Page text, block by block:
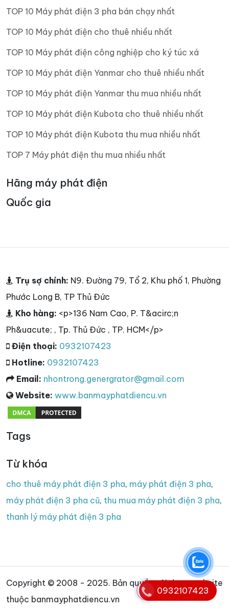
TOP 10 Máy phát điện 3 pha bán chạy nhất
TOP 10 Máy phát điện cho thuê nhiều nhất
TOP 10 Máy phát điện công nghiệp cho ký túc xá
TOP 10 Máy phát điện Yanmar cho thuê nhiều nhất
TOP 10 Máy phát điện Yanmar thu mua nhiều nhất
TOP 10 Máy phát điện Kubota cho thuê nhiều nhất
TOP 10 Máy phát điện Kubota thu mua nhiều nhất
TOP 7 Máy phát điện thu mua nhiều nhất
Hãng máy phát điện
Quốc gia
Trụ sợ chính: N9. Đường 79, Tổ 2, Khu phố 1, Phường
Phước Long B, TP Thủ Đức
Kho hàng: <p>136 Nam Cao, P. T&acirc;n
Ph&uacute; , Tp. Thủ Đức , TP. HCM</p>
Điện thoại: 0932107423
Hotline: 0932107423
Email: nhontrong.genergrator@gmail.com
Website: www.banmayphatdiencu.vn
Tags
Từ khóa
cho thuê máy phát điện 3 pha, máy phát điện 3 pha,
máy phát điện 3 pha cũ, thu mua máy phát điện 3 pha,
thanh lý máy phát điện 3 pha
Copyright © 2008 - 2025. Bản quyền nội dung website
thuộc banmayphatdiencu.vn
0932107423